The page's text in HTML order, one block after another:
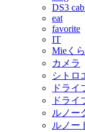
DS3
eat
favorite
IT
Mieく
カメラ
シトロ
ドラ
ドラ
ルノー
ルノー